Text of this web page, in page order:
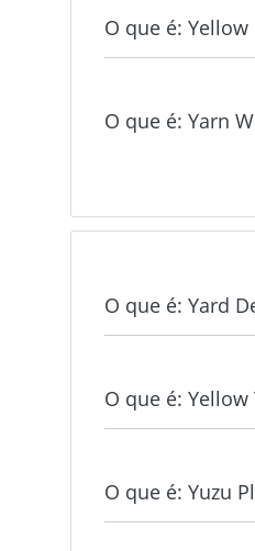
O que é: Yellow
O que é: Yarn
O que é: Yard
O que é: Yellow
O que é: Yuzu